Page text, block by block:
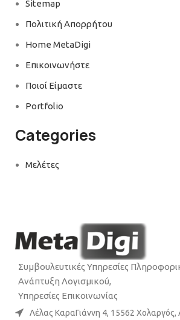
Sitemap
Πολιτική Απορρήτου
Home MetaDigi
Επικοινωνήστε
Ποιοί Είμαστε
Portfolio
Categories
Μελέτες
Συμβουλευτικές Υπηρεσίες
Ανάπτυξη Λογισμικού,
Υπηρεσίες Επικοινωνίας
Λέλας ΚαραΓιάννη 4, 15562 Χολαργός,